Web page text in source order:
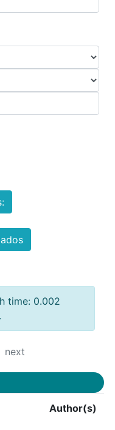
time: 0.002
next
Author(s)